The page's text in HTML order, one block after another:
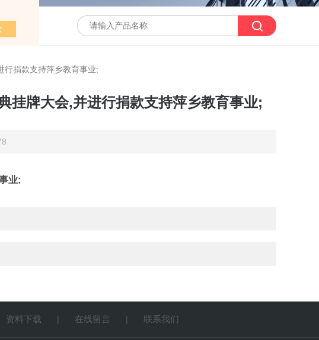
行捐款支持萍乡教育事业;
挂牌大会,并进行捐款支持萍乡教育事业;
业;
资料下载 | 在线留言 | 联系我们